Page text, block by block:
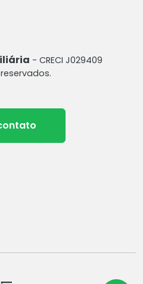
- CRECI J029409